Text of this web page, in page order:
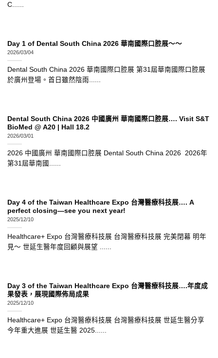
C......
Day 1 of Dental South China 2026 華南國際口腔展～～
2026/03/04
Dental South China 2026 華南國際口腔展 第31屆華南國際口腔展
於廣州登場。首日雖然陰雨......
Dental South China 2026 中國廣州 華南國際口腔展…. Visit S&T
BioMed @ A20 | Hall 18.2
2026/03/01
2026 中國廣州 華南國際口腔展 Dental South China 2026 2026年
第31屆華南國......
Day 4 of the Taiwan Healthcare Expo 台灣醫療科技展…. A
perfect closing—see you next year!
2025/12/10
Healthcare+ Expo 台灣醫療科技展 台灣醫療科技展 完美閉幕 明年
見～ 世延生醫年度回顧與展望 ......
Day 3 of the Taiwan Healthcare Expo 台灣醫療科技展….年度成
果發表，展現國際佈局成果
2025/12/10
Healthcare+ Expo 台灣醫療科技展 台灣醫療科技展 世延生醫分享
今年重大進展 世延生醫 2025......